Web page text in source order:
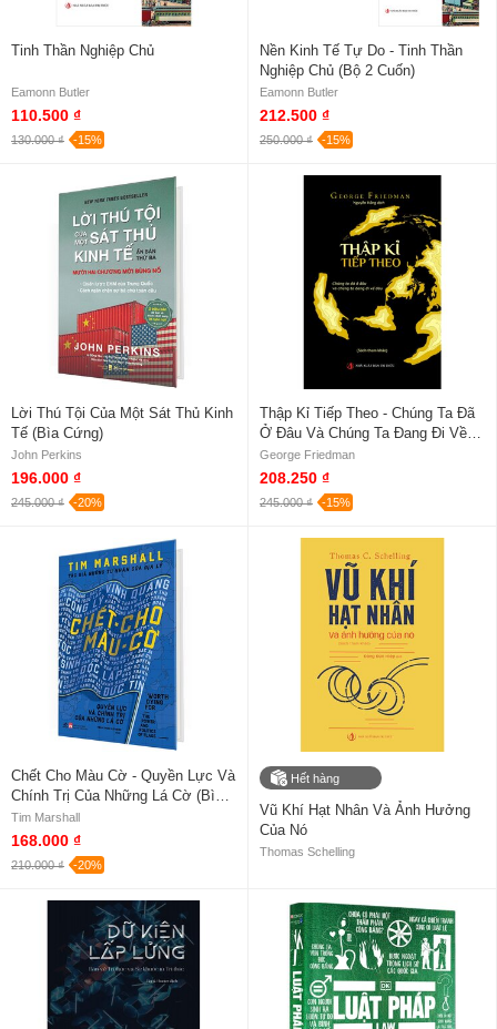
Tinh Thần Nghiệp Chủ
Eamonn Butler
110.500 ₫
130.000 ₫ -15%
Nền Kinh Tế Tự Do - Tinh Thần
Nghiệp Chủ (Bộ 2 Cuốn)
Eamonn Butler
212.500 ₫
250.000 ₫ -15%
Lời Thú Tội Của Một Sát Thủ Kinh
Tế (Bìa Cứng)
John Perkins
196.000 ₫
245.000 ₫ -20%
Thập Kỉ Tiếp Theo - Chúng Ta Đã
Ở Đâu Và Chúng Ta Đang Đi Về
Đâu
George Friedman
208.250 ₫
245.000 ₫ -15%
Chết Cho Màu Cờ - Quyền Lực Và
Chính Trị Của Những Lá Cờ (Bìa
Cứng)
Tim Marshall
168.000 ₫
210.000 ₫ -20%
Hết hàng
Vũ Khí Hạt Nhân Và Ảnh Hưởng
Của Nó
Thomas Schelling